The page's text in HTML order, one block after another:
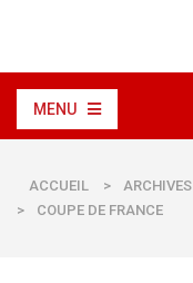
MENU
ACCUEIL > ARCHIVES
>
COUPE DE FRANCE